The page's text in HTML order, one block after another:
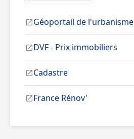
Géoportail de l'urbanisme
DVF - Prix immobiliers
Cadastre
France Rénov'